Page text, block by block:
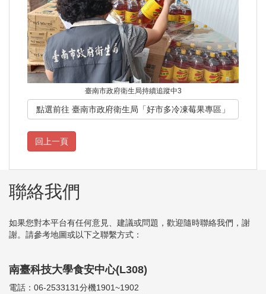
臺南市政府衛生局持續追蹤中3
點選前往 臺南市政府衛生局「好市多冷凍莓果專區」
聯絡我們
如果您對本平台有任何意見、建議或問題，歡迎隨時聯絡我們，謝
謝。請參考地圖或以下之聯繫方式：
南臺科技大學食安中心(L308)
電話：06-2533131分機1901~1902